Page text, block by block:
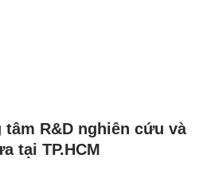
R&D nghiên cứu và
tại TP.HCM